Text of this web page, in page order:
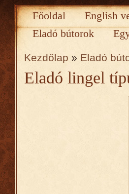
Főoldal English
Eladó bútorok
Kezdőlap » Eladó
Eladó lingel